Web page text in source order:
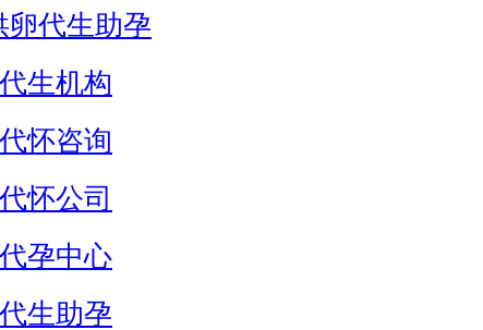
卵代生助孕
生机构
怀咨询
怀公司
孕中心
生助孕